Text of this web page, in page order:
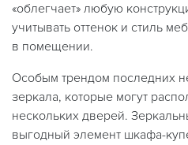
«облегчает» любую
учитывать оттенок и стиль
в помещении.
Особым трендом последних
зеркала, которые могут
нескольких дверей.
выгодный элемент шкафа-